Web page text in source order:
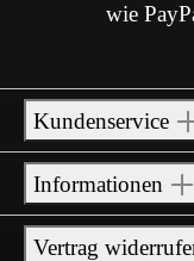
wie
Kundenservice
Informationen
Vertrag